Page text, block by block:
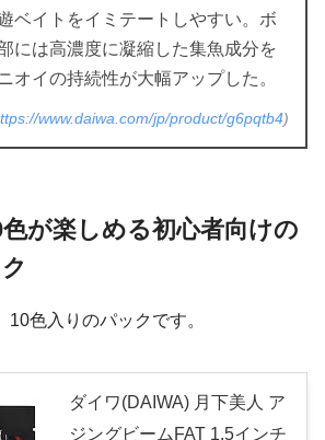
ベイトをイミテートしやすい。ボ
には高濃度に凝縮した集魚成分を
オイの持続性が大幅アップした。
www.daiwa.com/jp/product/g6pqtb4)
が楽しめる初心者向けの
10色入りのパックです。
ダイワ(DAIWA) 月下美人 ア
ジングビームFAT 1.5インチ